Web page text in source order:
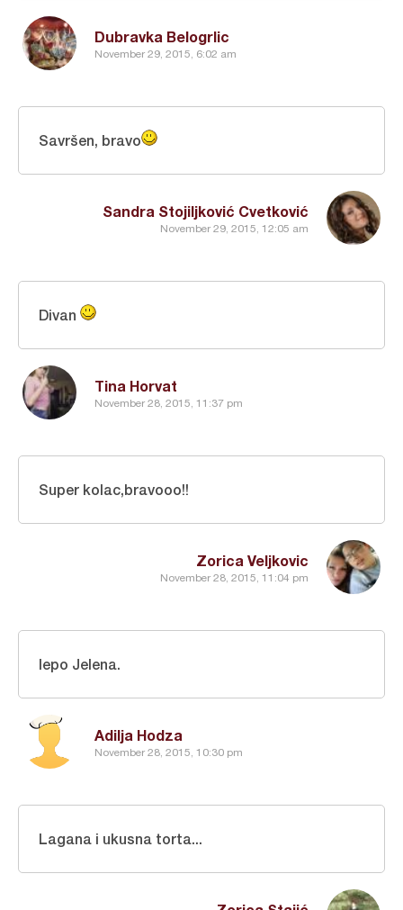
Dubravka Belogrlic
November 29, 2015, 6:02 am
Sandra Stojiljković Cvetković
November 29, 2015, 12:05 am
Savršen, bravo
Tina Horvat
November 28, 2015, 11:37 pm
Divan
Zorica Veljkovic
November 28, 2015, 11:04 pm
Super kolac,bravooo!!
Adilja Hodza
November 28, 2015, 10:30 pm
lepo Jelena.
Lagana i ukusna torta...